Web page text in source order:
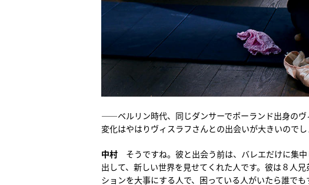
――ベルリン時代、同じダンサーでポーランド出身の
変化はやはりヴィスラフさんとの出会いが大きいのでし
中村 そうですね。彼と出会う前は、バレエだけに集
出して、新しい世界を見せてくれた人です。彼は８人
ションを大事にする人で、困っている人がいたら誰で